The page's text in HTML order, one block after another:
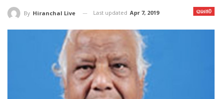
ରାଜନୀତି
By Hiranchal Live Last updated Apr 7, 2019